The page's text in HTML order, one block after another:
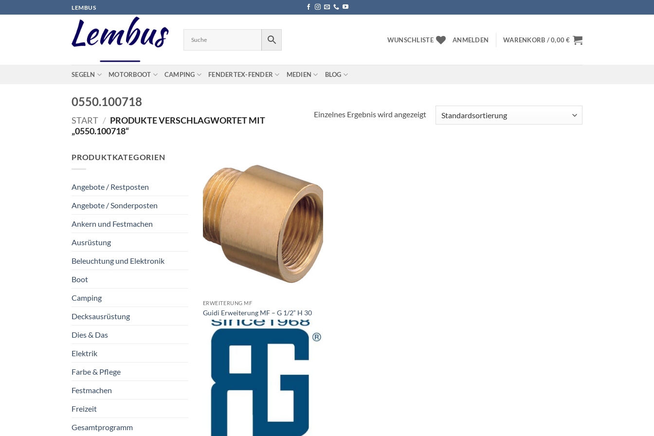
Inhalt
LEMBUS
WUNSCHLISTE ANMELDEN WARENKORB /0,00€
SEGELN MOTORBOOT CAMPING FENDERTEX-FENDER MEDIEN BLOG
0550.100718
START / PRODUKTE VERSCHLAGWORTET MIT
„0550.100718“
Einzelnes Ergebnis wird angezeigt
PRODUKTKATEGORIEN
Angebote / Restposten
Angebote / Sonderposten
Ankern und Festmachen
Ausrüstung
Beleuchtung und Elektronik
Boot
Camping
Decksausrüstung
Dies & Das
Elektrik
Farbe & Pflege
Festmachen
Freizeit
Gesamtprogramm
ERWEITERUNG MF
Guidi Erweiterung MF – G 1/2“ H 30